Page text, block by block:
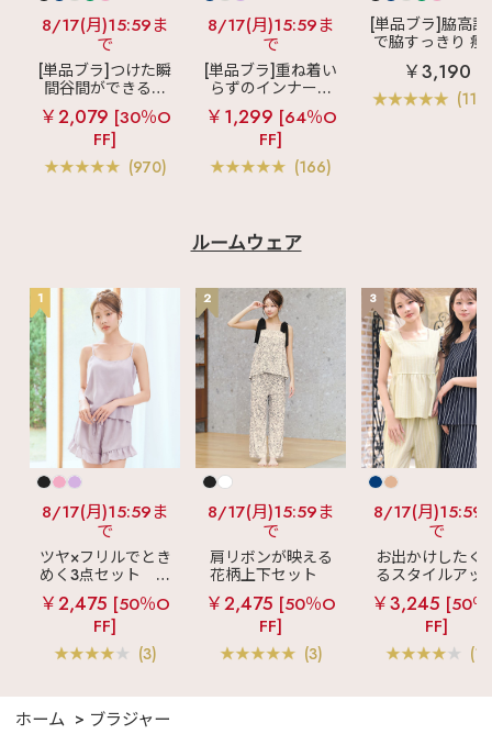
8/17(月)15:59ま
で
[単品ブラ]つけた瞬
間谷間ができるシ
ームレスブラ
超
盛ブラ(R) シームレ
ス 単品ブラジャー
￥2,079 [30％O
FF]
(970)
8/17(月)15:59ま
で
[単品ブラ]重ね着い
らずのインナーブ
ラ
リッチバスト
ブラトップ (ワイヤ
ー入り)
￥1,299 [64％O
FF]
(166)
[単品ブラ]脇高設
で脇すっきり 痩
見えブラ
カシ
クールレース脇
ブラ(R) 単品ブラ
ャー
￥3,190
ルームウェア
1
8/17(月)15:59ま
で
ツヤ×フリルでとき
めく3点セット
シ
ルキー ショートパ
ンツ 3点セット
￥2,475 [50％O
FF]
(3)
2
8/17(月)15:59ま
で
肩リボンが映える
花柄上下セット
メニーフラワー ロ
ングパンツ 上下セ
ット
￥2,475 [50％O
FF]
(3)
3
8/17(月)15:59
で
お出かけしたく
るスタイルアッ
見え
ストライ
フリル ロングパ
ツ 綿混 上下セ
￥3,245 [50
FF]
(1)
ホーム
ブラジャー